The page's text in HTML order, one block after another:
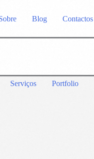
Blog Contactos
Serviços Portfolio